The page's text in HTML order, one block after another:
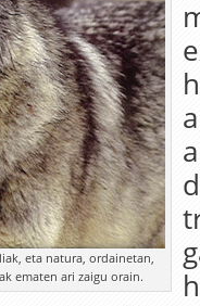
eta natura, ordainetan,
ematen ari zaigu orain.